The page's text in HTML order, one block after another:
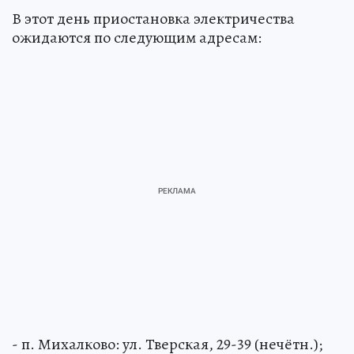
В этот день приостановка электричества
ожидаются по следующим адресам:
- п. Михалково: ул. Тверская, 29-39 (нечётн.);